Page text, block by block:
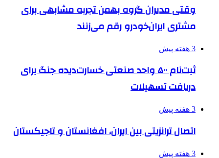
وقتی مدیران گروه بهمن تجربه مشابهی برای
مشتری ایران‌خودرو رقم می‌زنند
3 هفته پیش
ثبت‌نام ۵۰۰ واحد صنعتی خسارت‌دیده جنگ برای
دریافت تسهیلات
3 هفته پیش
اتصال ترانزیتی بین ایران، افغانستان و تاجیکستان
3 هفته پیش